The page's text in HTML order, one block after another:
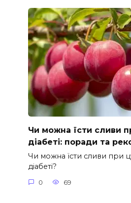
Чи можна їсти сливи
діабеті: поради та
Чи можна їсти сливи при
діабеті?
0 69